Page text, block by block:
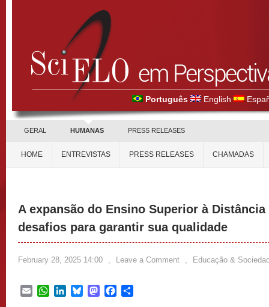
Português English
GERAL HUMANAS PRESS RELEASES
HOME ENTREVISTAS PRESS RELEASES CHAMADAS
A expansão do Ensino Superior à
desafios para garantir sua qualidade
February 28, 2025 14:00 , Leave a Comment , Educação &
EmailWhatsApp
LinkedInBlueskyMastodonFacebook